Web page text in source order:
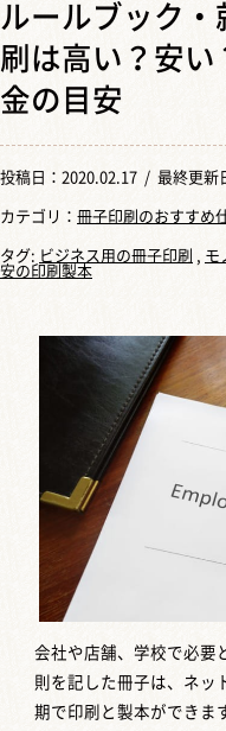
ルールブック
刷は高い？安
金の目安
投稿日： 2020.02.17 / 最終更新
カテゴリ： 冊子印刷のおすすめ
タグ: ビジネス用の冊子印刷 モ
安の印刷製本
会社や店舗、学校で必要
則を記した冊子は、ネッ
期で印刷と製本ができま